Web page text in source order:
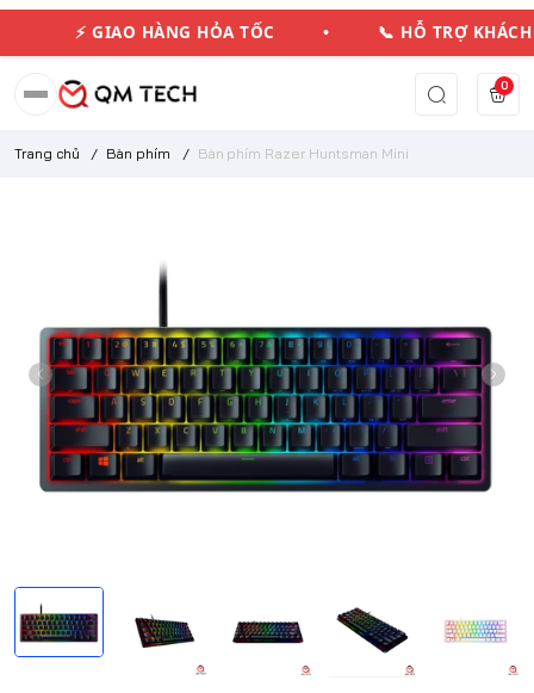
⚡ GIAO HÀNG HỎA TỐC • 📞 HỖ TRỢ
0
Trang chủ / Bàn phím / Bàn phím Razer Huntsman Mini